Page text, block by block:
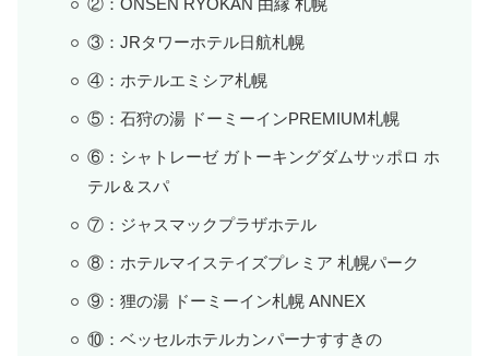
②：ONSEN RYOKAN 由縁 札幌
③：JRタワーホテル日航札幌
④：ホテルエミシア札幌
⑤：石狩の湯 ドーミーインPREMIUM札幌
⑥：シャトレーゼ ガトーキングダムサッポロ ホ
テル＆スパ
⑦：ジャスマックプラザホテル
⑧：ホテルマイステイズプレミア 札幌パーク
⑨：狸の湯 ドーミーイン札幌 ANNEX
⑩：ベッセルホテルカンパーナすすきの